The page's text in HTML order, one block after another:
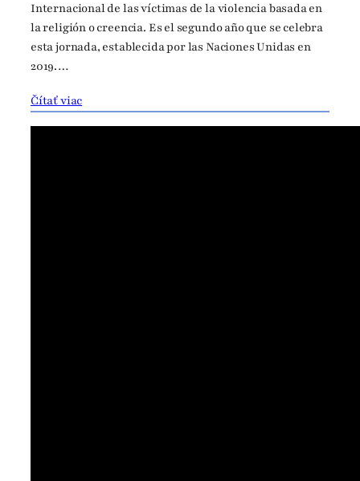
Internacional de las víctimas de la violencia basada en
la religión o creencia. Es el segundo año que se celebra
esta jornada, establecida por las Naciones Unidas en
2019.…
Čítať viac